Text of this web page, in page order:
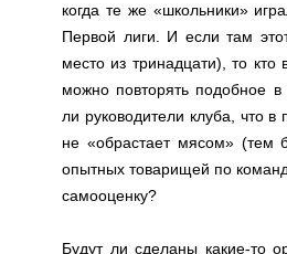
когда те же «школьники»
Первой лиги. И если там
место из тринадцати), то
можно повторять подобное
ли руководители клуба, что
не «обрастает мясом» (тем
опытных товарищей по
самооценку?
Будут ли сделаны какие-то